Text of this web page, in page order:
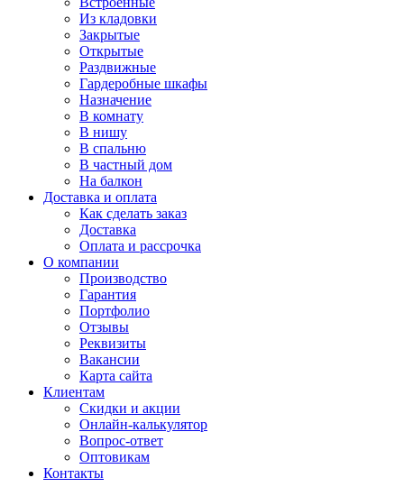
Из кладовки
Закрытые
Открытые
Раздвижные
Гардеробные шкафы
Назначение
В комнату
В нишу
В спальню
В частный дом
На балкон
Доставка и оплата
Как сделать заказ
Доставка
Оплата и рассрочка
О компании
Производство
Гарантия
Портфолио
Отзывы
Реквизиты
Вакансии
Карта сайта
Клиентам
Скидки и акции
Онлайн-калькулятор
Вопрос-ответ
Оптовикам
Контакты